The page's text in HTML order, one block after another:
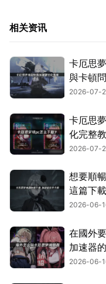
相关资讯
卡厄思
與卡頓
2026-07-
卡厄思
化完整
2026-07-
想要順
這篇下
2026-06-
在國外
加速器
遊玩體驗
2026-06-